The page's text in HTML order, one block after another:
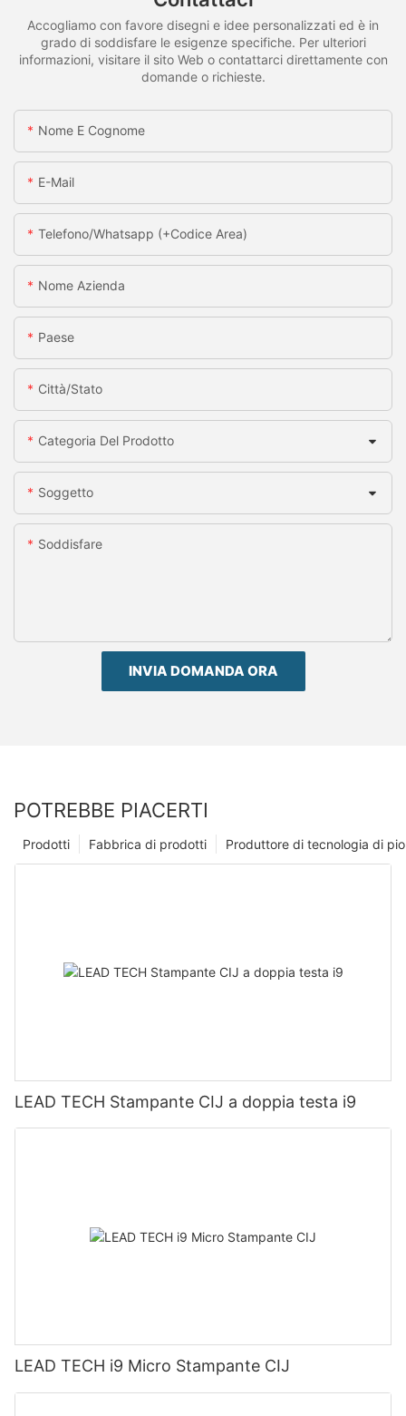
Accogliamo con favore disegni e idee personalizzati ed è in
grado di soddisfare le esigenze specifiche. Per ulteriori
informazioni, visitare il sito Web o contattarci direttamente con
domande o richieste.
Nome E Cognome
E-Mail
Telefono/whatsapp (+codice Area)
Nome Azienda
Paese
Città/stato
Categoria Del Prodotto
Soggetto
Soddisfare
INVIA DOMANDA ORA
POTREBBE PIACERTI
Produttore di tecnologia di
Fabbrica di prodotti
Prodotti
LEAD TECH Stampante CIJ a doppia testa i9
LEAD TECH i9 Micro Stampante CIJ